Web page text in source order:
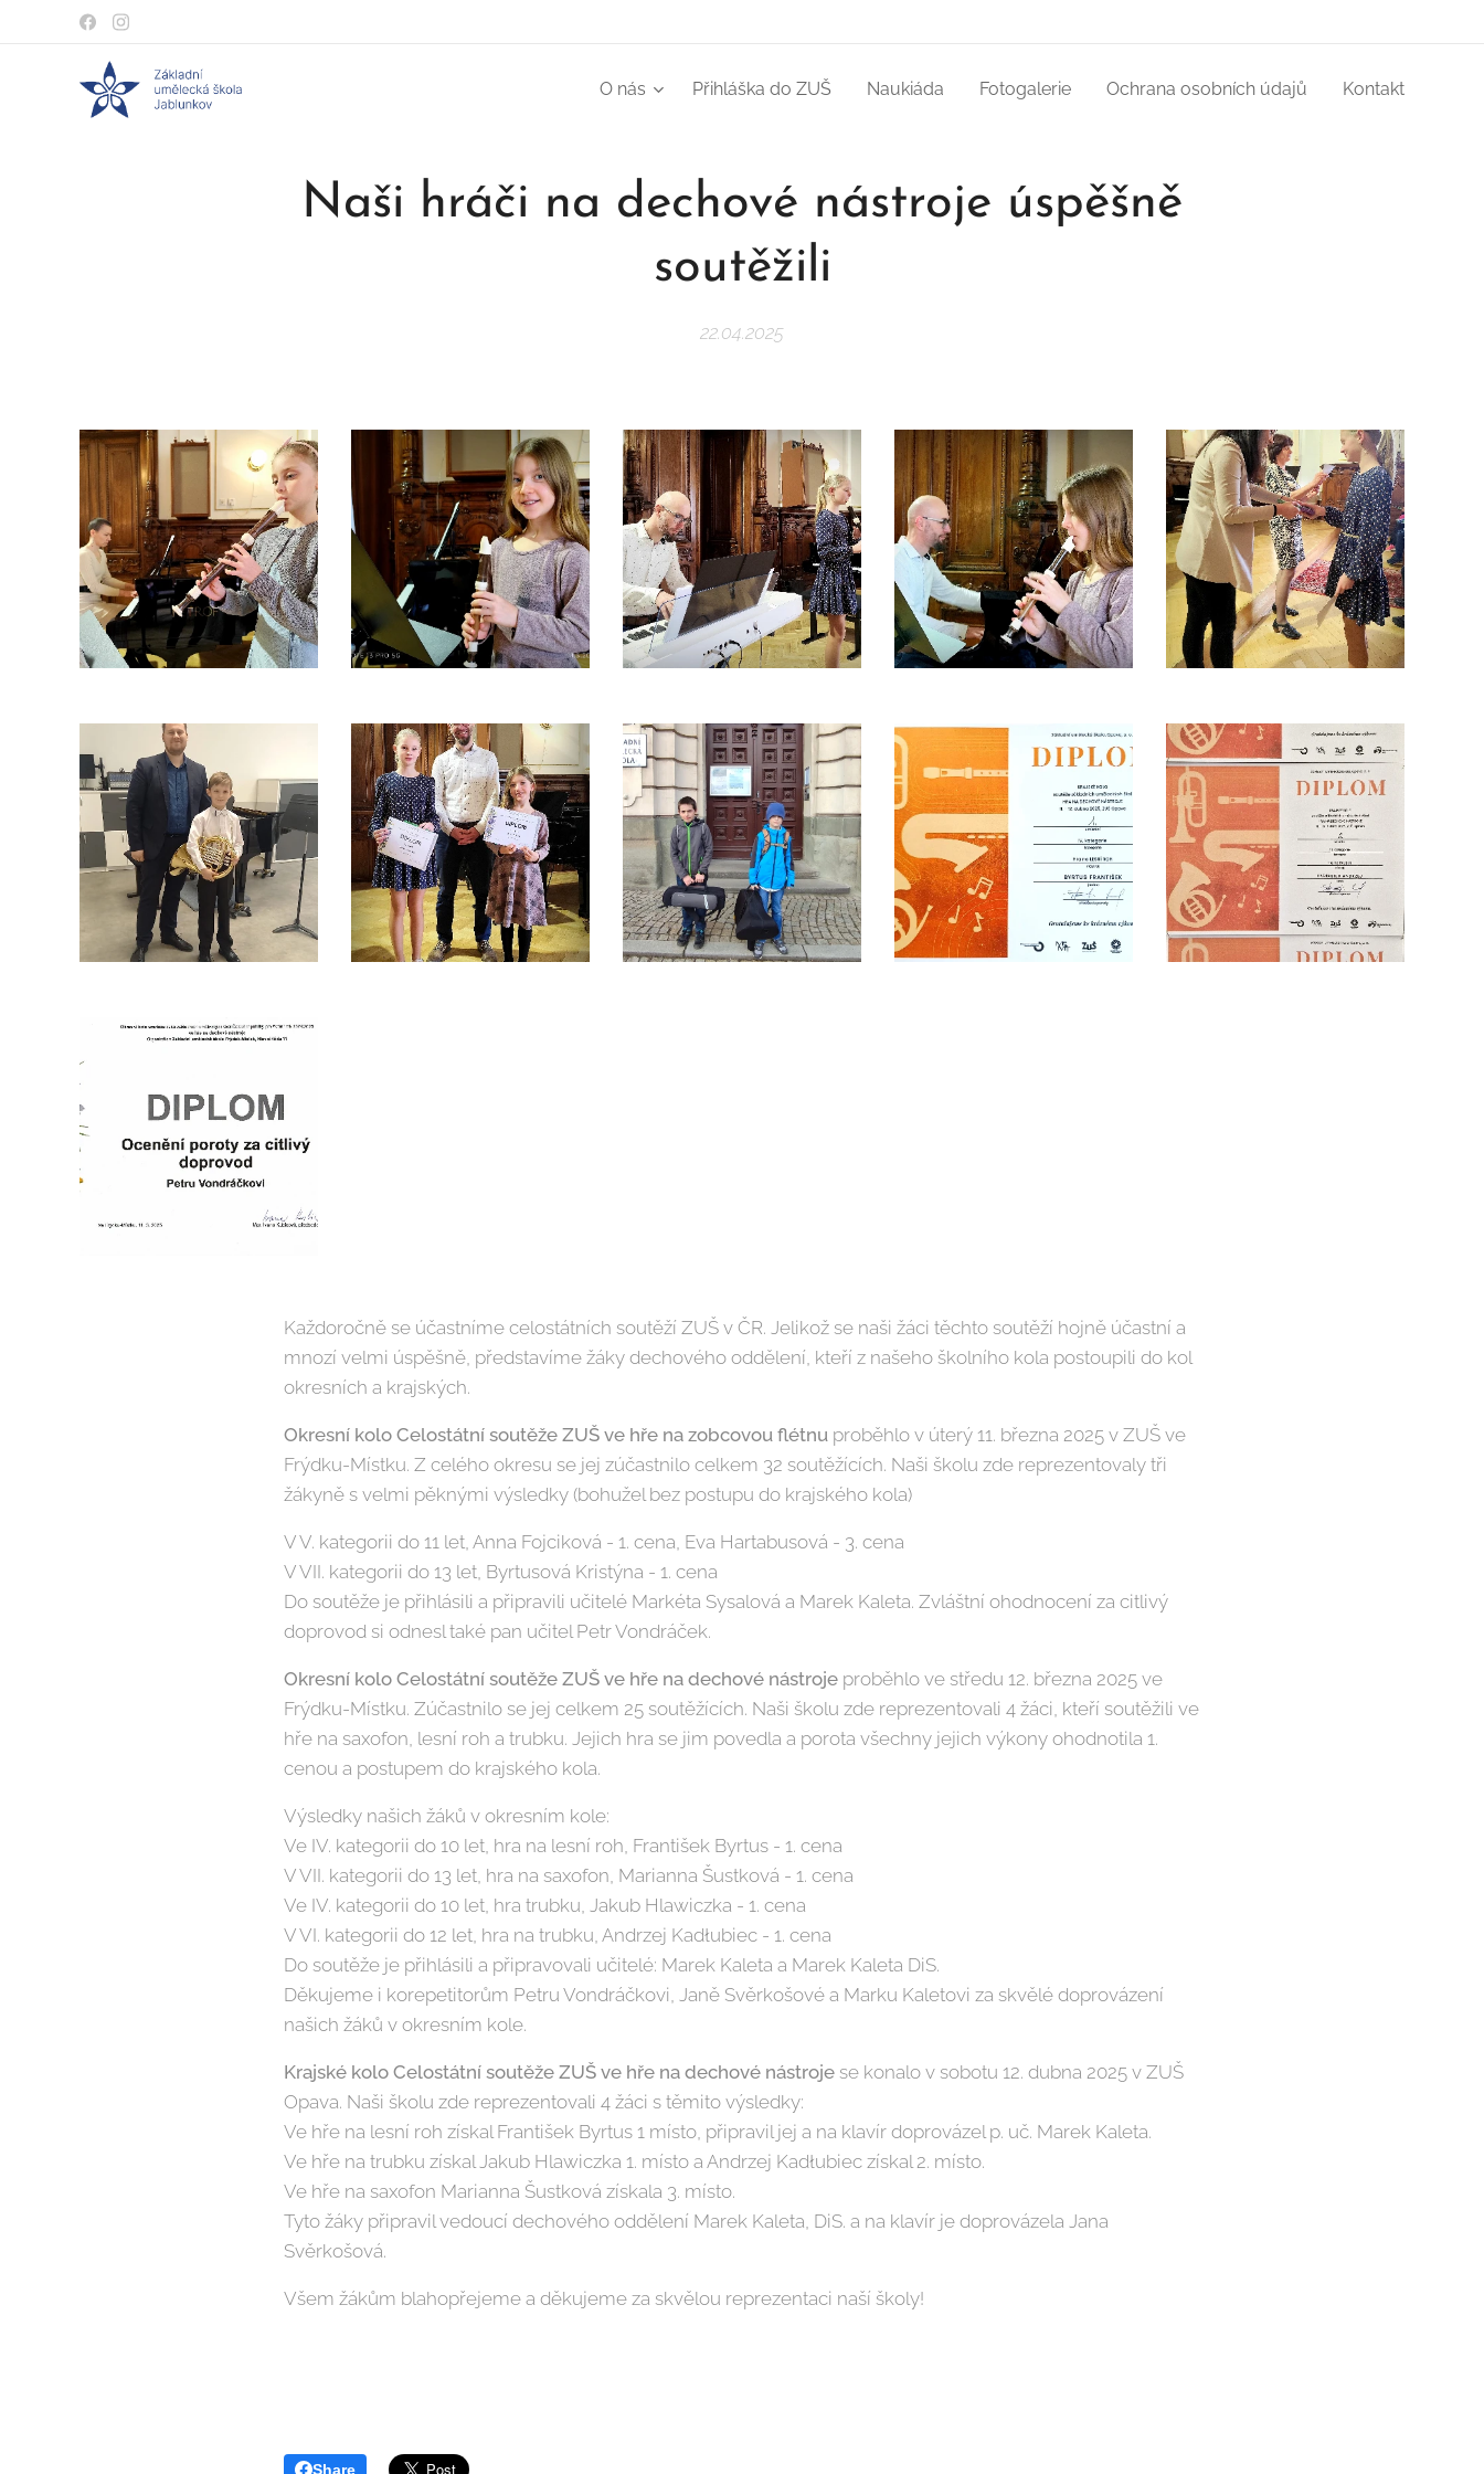
O nás Přihláška do ZUŠ Naukiáda Fotogalerie Ochrana osobních údajů Kontakt
Naši hráči na dechové nástroje úspěšně
soutěžili
22.04.2025
Každoročně se účastníme celostátních soutěží ZUŠ v ČR. Jelikož se naši žáci těchto soutěží hojně účastní a
mnozí velmi úspěšně, představíme žáky dechového oddělení, kteří z našeho školního kola postoupili do kol
okresních a krajských.
Okresní kolo Celostátní soutěže ZUŠ ve hře na zobcovou flétnu proběhlo v úterý 11. března 2025 v ZUŠ ve
Frýdku-Místku. Z celého okresu se jej zúčastnilo celkem 32 soutěžících. Naši školu zde reprezentovaly tři
žákyně s velmi pěknými výsledky (bohužel bez postupu do krajského kola)
V V. kategorii do 11 let, Anna Fojciková - 1. cena, Eva Hartabusová - 3. cena
V VII. kategorii do 13 let, Byrtusová Kristýna - 1. cena
Do soutěže je přihlásili a připravili učitelé Markéta Sysalová a Marek Kaleta. Zvláštní ohodnocení za citlivý
doprovod si odnesl také pan učitel Petr Vondráček.
Okresní kolo Celostátní soutěže ZUŠ ve hře na dechové nástroje proběhlo ve středu 12. března 2025 ve
Frýdku-Místku. Zúčastnilo se jej celkem 25 soutěžících. Naši školu zde reprezentovali 4 žáci, kteří soutěžili ve
hře na saxofon, lesní roh a trubku. Jejich hra se jim povedla a porota všechny jejich výkony ohodnotila 1.
cenou a postupem do krajského kola.
Výsledky našich žáků v okresním kole:
Ve IV. kategorii do 10 let, hra na lesní roh, František Byrtus - 1. cena
V VII. kategorii do 13 let, hra na saxofon, Marianna Šustková - 1. cena
Ve IV. kategorii do 10 let, hra trubku, Jakub Hlawiczka - 1. cena
V VI. kategorii do 12 let, hra na trubku, Andrzej Kadłubiec - 1. cena
Do soutěže je přihlásili a připravovali učitelé: Marek Kaleta a Marek Kaleta DiS.
Děkujeme i korepetitorům Petru Vondráčkovi, Janě Svěrkošové a Marku Kaletovi za skvělé doprovázení
našich žáků v okresním kole.
Krajské kolo Celostátní soutěže ZUŠ ve hře na dechové nástroje se konalo v sobotu 12. dubna 2025 v ZUŠ
Opava. Naši školu zde reprezentovali 4 žáci s těmito výsledky:
Ve hře na lesní roh získal František Byrtus 1 místo, připravil jej a na klavír doprovázel p. uč. Marek Kaleta.
Ve hře na trubku získal Jakub Hlawiczka 1. místo a Andrzej Kadłubiec získal 2. místo.
Ve hře na saxofon Marianna Šustková získala 3. místo.
Tyto žáky připravil vedoucí dechového oddělení Marek Kaleta, DiS. a na klavír je doprovázela Jana
Svěrkošová.
Všem žákům blahopřejeme a děkujeme za skvělou reprezentaci naší školy!
Share